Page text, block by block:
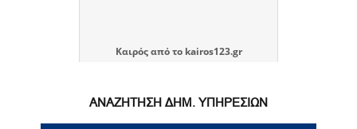
Καιρόςαπό το kairos123.gr
ΑΝΑΖΗΤΗΣΗ ΔΗΜ. ΥΠΗΡΕΣΙΩΝ